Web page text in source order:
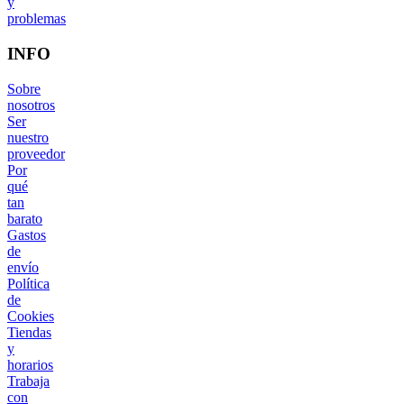
problemas
INFO
Sobre
nosotros
Ser
nuestro
proveedor
Por
qué
tan
barato
Gastos
de
envío
Política
de
Cookies
Tiendas
y
horarios
Trabaja
con